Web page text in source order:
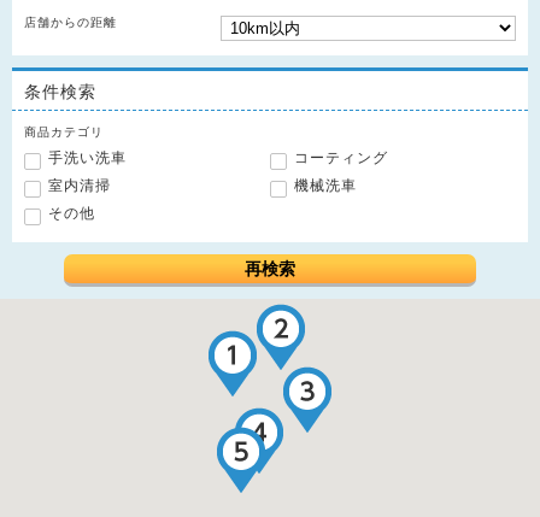
店舗からの距離
条件検索
商品カテゴリ
手洗い洗車
コーティング
室内清掃
機械洗車
その他
再検索